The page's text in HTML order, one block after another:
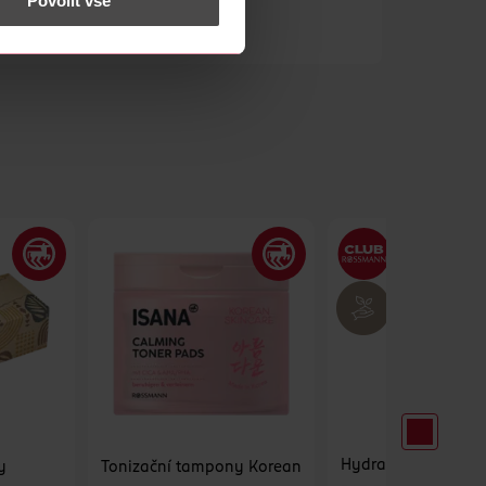
Tonizační tampony Korean
Hydratační